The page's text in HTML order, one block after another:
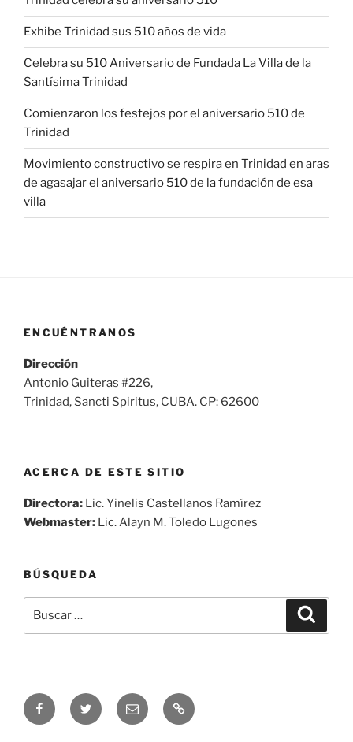
Exhibe Trinidad sus 510 años de vida
Celebra su 510 Aniversario de Fundada La Villa de la
Santísima Trinidad
Comienzaron los festejos por el aniversario 510 de
Trinidad
Movimiento constructivo se respira en Trinidad en aras
de agasajar el aniversario 510 de la fundación de esa
villa
ENCUÉNTRANOS
Dirección
Antonio Guiteras #226,
Trinidad, Sancti Spiritus, CUBA. CP: 62600
ACERCA DE ESTE SITIO
Directora: Lic. Yinelis Castellanos Ramírez
Webmaster: Lic. Alayn M. Toledo Lugones
BÚSQUEDA
por:
Síguenos
en
Síguenos
en
Correo
electrónico
Audio
en